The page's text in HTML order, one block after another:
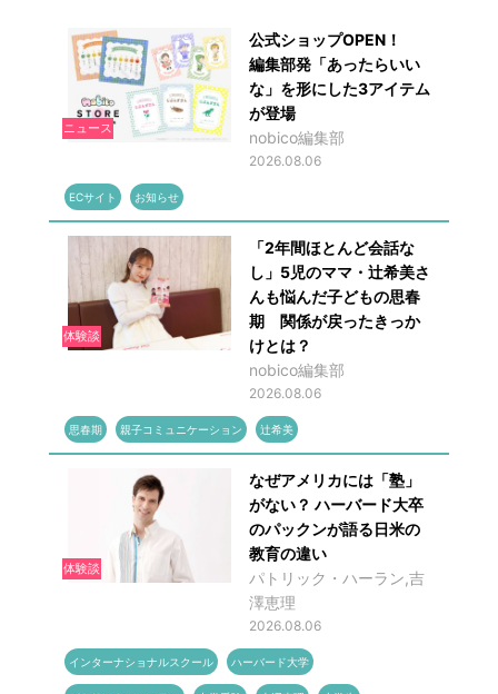
ニュース
公式ショップOPEN！
編集部発「あったらいい
な」を形にした3アイテム
が登場
nobico編集部
2026.08.06
ECサイト お知らせ
体験談
「2年間ほとんど会話な
し」5児のママ・辻希美さ
んも悩んだ子どもの思春
期 関係が戻ったきっか
けとは？
nobico編集部
2026.08.06
思春期 親子コミュニケーション 辻希美
体験談
なぜアメリカには「塾」
がない？ ハーバード大卒
のパックンが語る日米の
教育の違い
パトリック・ハーラン,吉
澤恵理
2026.08.06
インターナショナルスクール ハーバード大学